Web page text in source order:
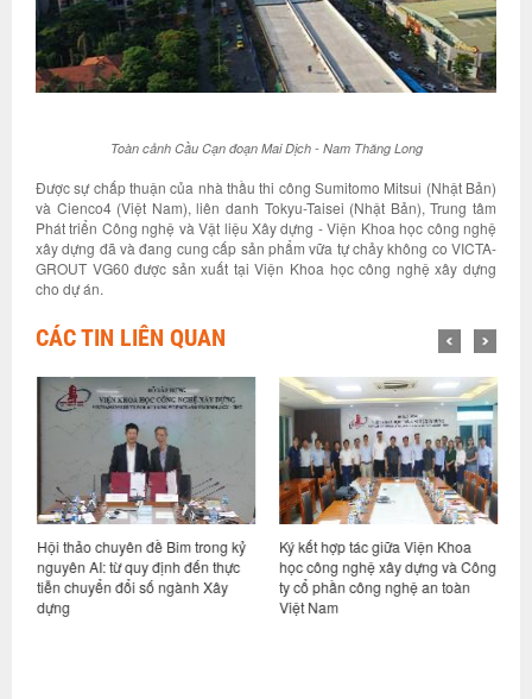
Toàn cảnh Cầu Cạn đoạn Mai Dịch - Nam Thăng Long
Được sự chấp thuận của nhà thầu thi công Sumitomo Mitsui (Nhật Bản)
và Cienco4 (Việt Nam), liên danh Tokyu-Taisei (Nhật Bản), Trung tâm
Phát triển Công nghệ và Vật liệu Xây dựng - Viện Khoa học công nghệ
xây dựng đã và đang cung cấp sản phẩm vữa tự chảy không co VICTA-
GROUT VG60 được sản xuất tại Viện Khoa học công nghệ xây dựng
cho dự án.
CÁC TIN LIÊN QUAN
Hội thảo chuyên đề Bim trong kỷ
nguyên AI: từ quy định đến thực
tiễn chuyển đổi số ngành Xây
dựng
Ký kết hợp tác giữa Viện Khoa
học công nghệ xây dựng và Công
ty cổ phần công nghệ an toàn
Việt Nam